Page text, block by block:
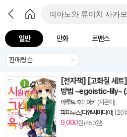
일반 만화 로맨스
[전자책] [고화질 세트
방법 ~egoistic-lily~
마루토 후미아키 (지은이)
파피루스(디앤씨미디어)
9,000원 (450원)